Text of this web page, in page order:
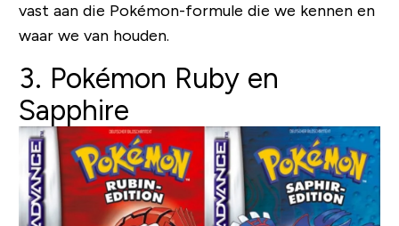
vast aan die Pokémon-formule die we kennen en
waar we van houden.
3. Pokémon Ruby en
Sapphire